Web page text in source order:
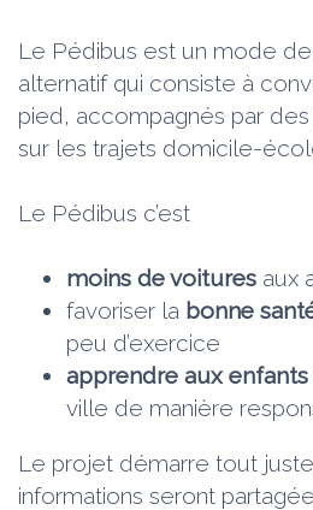
Le Pédibus est un mode
alternatif qui consiste à
pied, accompagnés par
sur les trajets domicile-
Le Pédibus c’est
moins de voitures aux
favoriser la bonne
peu d’exercice
apprendre aux enfants
ville de manière
Le projet démarre tout
informations seront